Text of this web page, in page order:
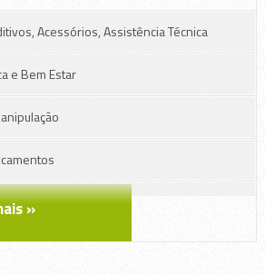
Acessórios, Assistência Técnica
e Bem Estar
»